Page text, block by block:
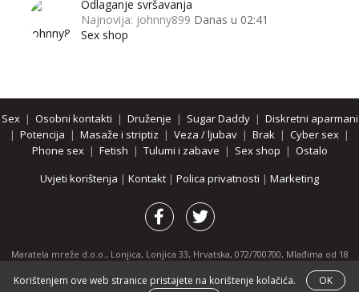
Odlaganje svršavanja
Najnovija: johnny899 Danas u 02:41
Sex shop
Sex| Osobni kontakti | Druženje | Sugar Daddy| Diskretni aparmani
| Potencija | Masaže i striptiz | Veza / ljubav | Brak | Cyber sex |
Phone sex| Fetish | Tulumi i zabave | Sex shop | Ostalo
Uvjeti korištenja | Kontakt | Polica privatnosti | Marketing
Maratela mreže d.o.o., Lonjica, Lonjica 33, Hrvatska, 072/700700, Mlađima od 18
godina zabranjeno je pregledavanje stranice i svih njenih dijelova.
Partnerski portali:osobnikontakti.com|hotline.hr|ThePornDude.com
Korištenjem ove web stranice pristajete na korištenje kolačića.
OK